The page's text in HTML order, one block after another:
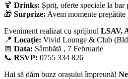
🍹 Drinks: Șpriț, oferte speciale la
🎁 Surprize: Avem momente
Eveniment realizat cu sprijinul LSAV,
📍 Locație: Vivid Lounge & Club
📅 Data: Sâmbătă , 7 Februarie
📞 RSVP: 0755 334 826
Hai să dăm buzz orașului împreună!